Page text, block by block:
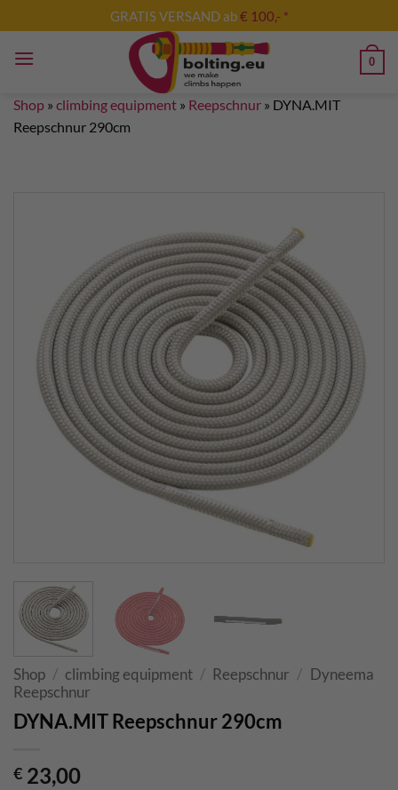
to
content
GRATIS VERSAND ab€ 100,- *
0
Shop » climbing equipment » Reepschnur » DYNA.MIT
Reepschnur 290cm
Shop / climbing equipment / Reepschnur / Dyneema
Reepschnur
DYNA.MIT Reepschnur 290cm
€ 23,00